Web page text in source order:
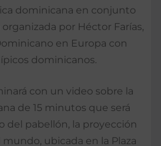
dominicana en conjunto
por Héctor Farías,
en Europa con
dominicanos.
con un video sobre la
de 15 minutos que será
del pabellón, la proyección
ubicada en la Plaza